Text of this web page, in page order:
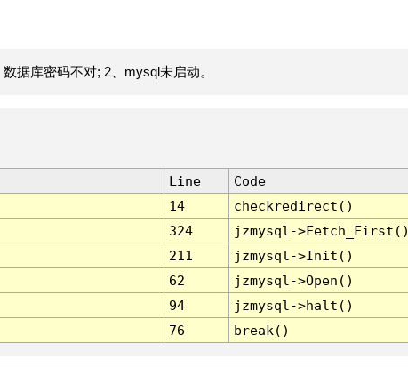
据库密码不对; 2、mysql未启动。
Line
Code
14
checkredirect()
324
jzmysql-
211
jzmysql->Init()
62
jzmysql->Open()
94
jzmysql->halt()
76 break()